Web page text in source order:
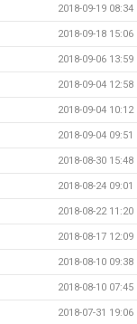
2018-09-19 08:34
2018-09-18 15:06
2018-09-06 13:59
2018-09-04 12:58
2018-09-04 10:12
2018-09-04 09:51
2018-08-30 15:48
2018-08-24 09:01
2018-08-22 11:20
2018-08-17 12:09
2018-08-10 09:38
2018-08-10 07:45
2018-07-31 19:06